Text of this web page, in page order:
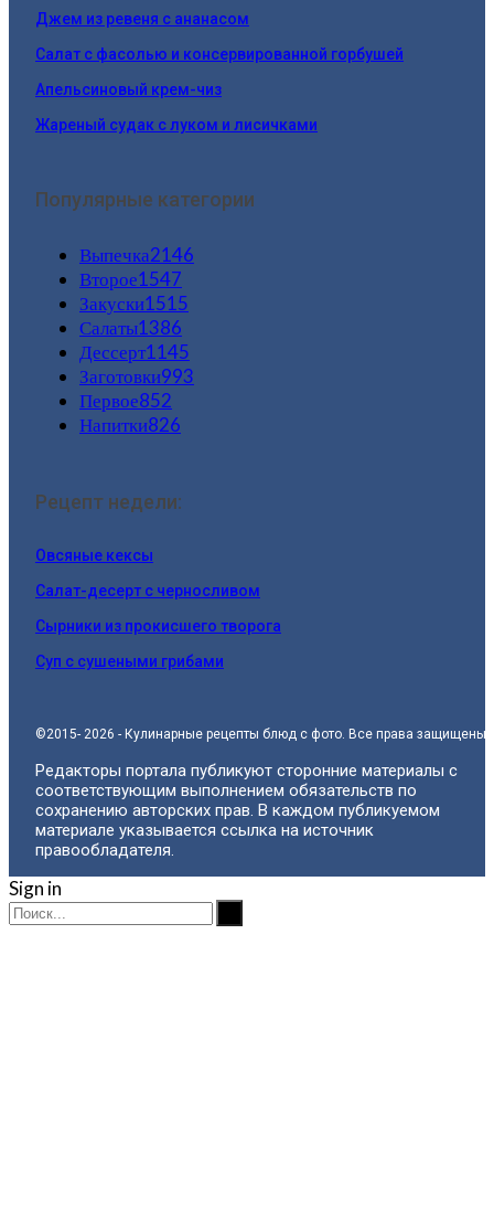
Джем из ревеня c ананасом
Салат с фасолью и консервированной горбушей
Апельсиновый крем-чиз
Жареный судак с луком и лисичками
Популярные категории
Выпечка2146
Второе1547
Закуски1515
Салаты1386
Дессерт1145
Заготовки993
Первое852
Напитки826
Рецепт недели:
Овсяные кексы
Салат-десерт с черносливом
Сырники из прокисшего творога
Суп с сушеными грибами
©2015- 2026 - Кулинарные рецепты блюд с фото. Все права защищены.
Редакторы портала публикуют сторонние материалы с
соответствующим выполнением обязательств по
сохранению авторских прав. В каждом публикуемом
материале указывается ссылка на источник
правообладателя.
Sign in